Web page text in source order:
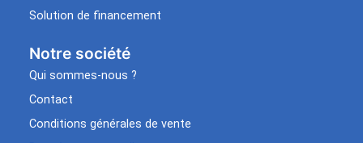
Solution de financement
Notre société
Qui sommes-nous ?
Contact
Conditions générales de vente